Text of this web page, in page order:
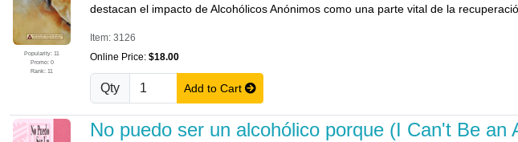
Popularity: 11
Promo: 0
Rank: 11
destacan el impacto de Alcohólicos Anónimos como una parte vital de la
Item: 3126
Online Price: $18.00
Qty Add to Cart
No puedo ser un alcohólico porque (I Can't Be an